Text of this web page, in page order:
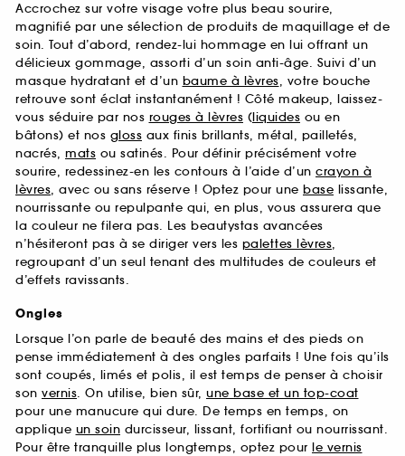
Accrochez sur votre visage votre plus beau sourire,
magnifié par une sélection de produits de maquillage et de
soin. Tout d’abord, rendez-lui hommage en lui offrant un
délicieux gommage, assorti d’un soin anti-âge. Suivi d’un
masque hydratant et d’un baume à lèvres, votre bouche
retrouve sont éclat instantanément ! Côté makeup, laissez-
vous séduire par nos rouges à lèvres (liquides ou en
bâtons) et nos gloss aux finis brillants, métal, pailletés,
nacrés, mats ou satinés. Pour définir précisément votre
sourire, redessinez-en les contours à l’aide d’un crayon à
lèvres, avec ou sans réserve ! Optez pour une base lissante,
nourrissante ou repulpante qui, en plus, vous assurera que
la couleur ne filera pas. Les beautystas avancées
n’hésiteront pas à se diriger vers les palettes lèvres,
regroupant d’un seul tenant des multitudes de couleurs et
d’effets ravissants.
Ongles
Lorsque l’on parle de beauté des mains et des pieds on
pense immédiatement à des ongles parfaits ! Une fois qu’ils
sont coupés, limés et polis, il est temps de penser à choisir
son vernis. On utilise, bien sûr, une base et un top-coat
pour une manucure qui dure. De temps en temps, on
applique un soin durcisseur, lissant, fortifiant ou nourrissant.
Pour être tranquille plus longtemps, optez pour le vernis